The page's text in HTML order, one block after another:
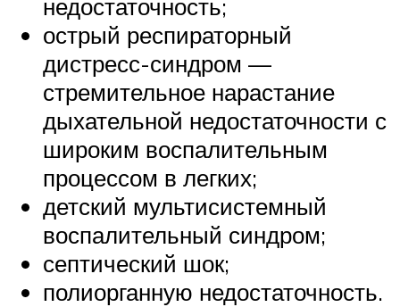
недостаточность;
острый респираторный
дистресс-синдром —
стремительное нарастание
дыхательной недостаточности с
широким воспалительным
процессом в легких;
детский мультисистемный
воспалительный синдром;
септический шок;
полиорганную недостаточность.